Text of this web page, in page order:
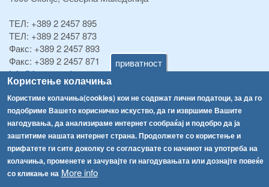
приватност
Користење колачиња
Користиме колачиња(cookies) кои не содржат лични податоци, за да го
подобриме Вашето корисничко искуство, да ги извршиме Вашите
нагодувања, да анализираме интернет сообраќај и подобро да ја
заштитиме нашата интернет страна. Продолжете со користење и
прифатете ги сите доколку се согласувате со начинот на употреба на
колачиња, променете и зачувајте ги нагодувањата или дознајте повеќе
со кликање на More info
ТЕЛ: +389 2 2457 895
ТЕЛ: +389 2 2457 873
Факс: +389 2 2457 893
Факс: +389 2 2457 871
info@fva.gov.mk
[АХВ-претходна страна]
Соопштенија
Република Бугарија ги засили официјалните контроли при увоз на свежо овошје и зеленчук
Високите температури ризик од труење со храна, опасни се и за животните
Водата во Гостивар може да се користи како техничка, продолжува испораката на флаширана вода
Навигација
Архива
Регистри
Обрасци